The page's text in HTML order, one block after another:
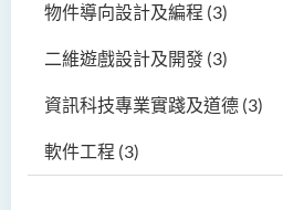
物件導向設計及編程 (3)
二維遊戲設計及開發 (3)
資訊科技專業實踐及道德 (3)
軟件工程 (3)